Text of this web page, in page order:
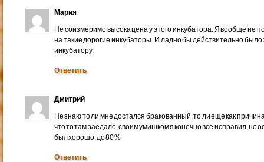
Мария
Не соизмеримо высока цена у этого инкубатора. Я вообще не
на такие дорогие инкубаторы. И ладно бы действительно
инкубатору.
Ответить
Дмитрий
Не знаю то ли мне достался бракованный, то ли еще как
что то там заедало, своим умишком я конечно все исправил, но
был хорошо, до 80 %
Ответить